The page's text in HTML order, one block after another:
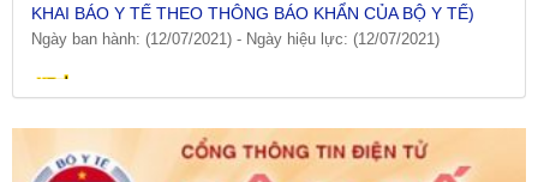
Ngày ban hành: (12/07/2021) -Ngày hiệu lực: (12/07/2021)
KHAI BÁO Y TẾ THEO THÔNG BÁO KHẨN CỦA BỘ Y TẾ)